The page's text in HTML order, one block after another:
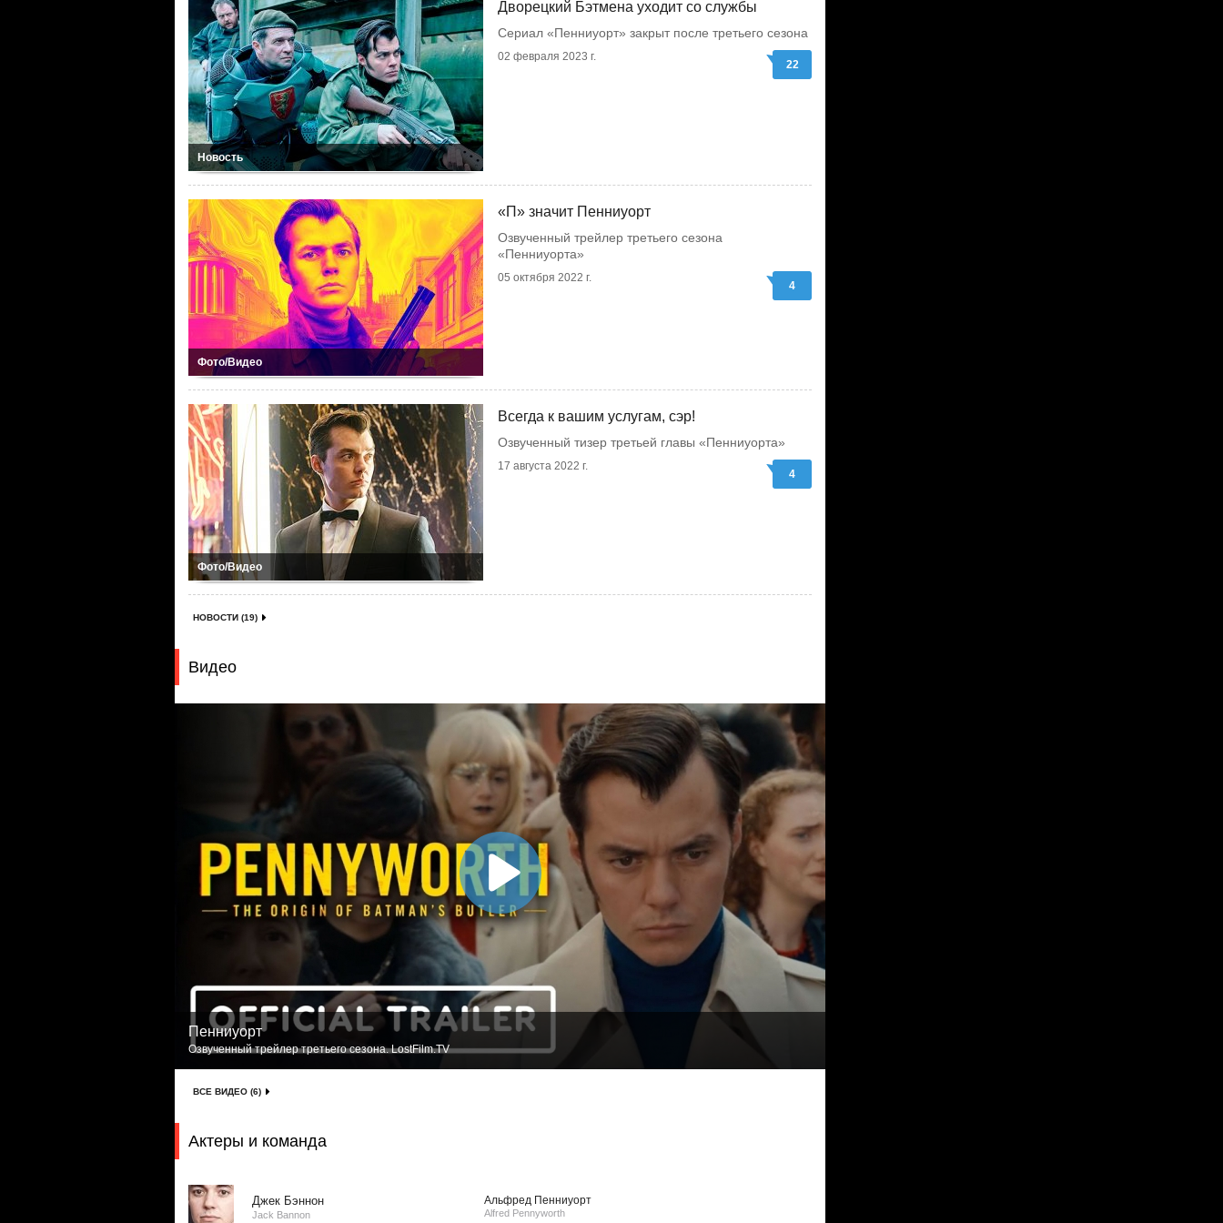
Новость
Дворецкий Бэтмена уходит со службы
Сериал «Пенниуорт» закрыт после третьего сезона
02 февраля 2023 г.
22
Фото/Видео
«П» значит Пенниуорт
Озвученный трейлер третьего сезона
«Пенниуорта»
05 октября 2022 г.
4
Фото/Видео
Всегда к вашим услугам, сэр!
Озвученный тизер третьей главы «Пенниуорта»
17 августа 2022 г.
4
НОВОСТИ (19)
Видео
Пенниуорт
Озвученный трейлер третьего сезона. LostFilm.TV
ВСЕ ВИДЕО (6)
Актеры и команда
Джек Бэннон
Jack Bannon
Альфред Пенниуорт
Alfred Pennyworth